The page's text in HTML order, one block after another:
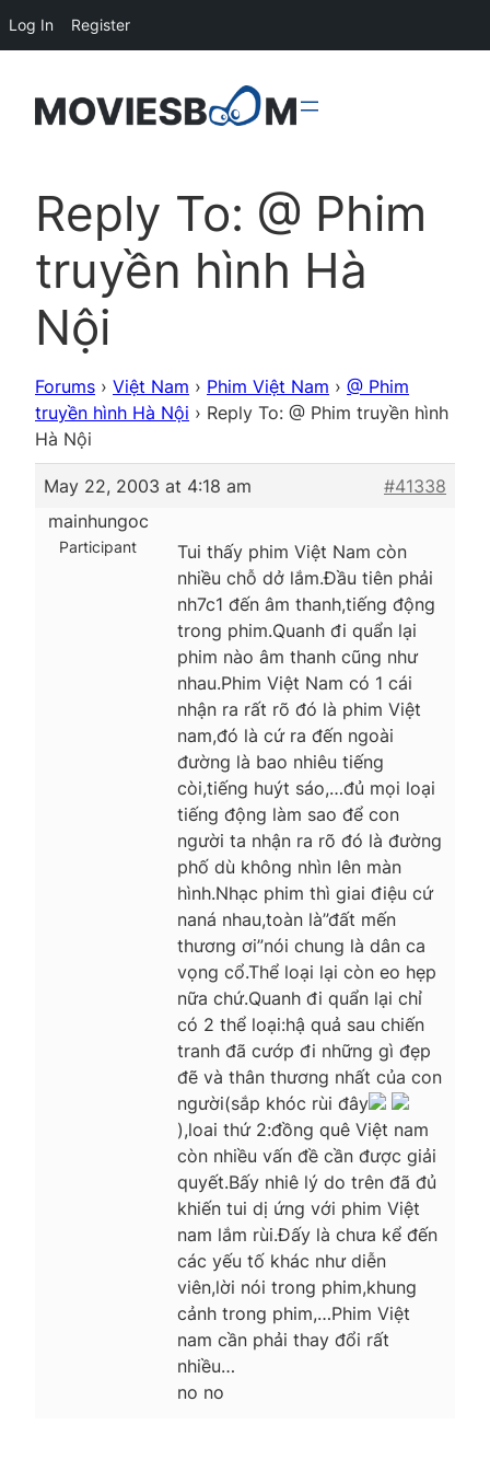
Reply To: @ Phim
truyền hình Hà
Nội
Forums › Việt Nam › Phim Việt Nam › @ Phim
truyền hình Hà Nội › Reply To: @ Phim truyền hình
Hà Nội
May 22, 2003 at 4:18 am
#41338
mainhungoc
Participant
Tui thấy phim Việt Nam còn
nhiều chỗ dở lắm.Đầu tiên phải
nh7c1 đến âm thanh,tiếng động
trong phim.Quanh đi quẩn lại
phim nào âm thanh cũng như
nhau.Phim Việt Nam có 1 cái
nhận ra rất rõ đó là phim Việt
nam,đó là cứ ra đến ngoài
đường là bao nhiêu tiếng
còi,tiếng huýt sáo,…đủ mọi loại
tiếng động làm sao để con
người ta nhận ra rõ đó là đường
phố dù không nhìn lên màn
hình.Nhạc phim thì giai điệu cứ
naná nhau,toàn là”đất mến
thương ơi”nói chung là dân ca
vọng cổ.Thể loại lại còn eo hẹp
nữa chứ.Quanh đi quẩn lại chỉ
có 2 thể loại:hậ quả sau chiến
tranh đã cướp đi những gì đẹp
đẽ và thân thương nhất của con
người(sắp khóc rùi đây
),loai thứ 2:đồng quê Việt nam
còn nhiều vấn đề cần được giải
quyết.Bấy nhiê lý do trên đã đủ
khiến tui dị ứng với phim Việt
nam lắm rùi.Đấy là chưa kể đến
các yếu tố khác như diễn
viên,lời nói trong phim,khung
cảnh trong phim,…Phim Việt
nam cần phải thay đổi rất
nhiều…
no no
Log In Register